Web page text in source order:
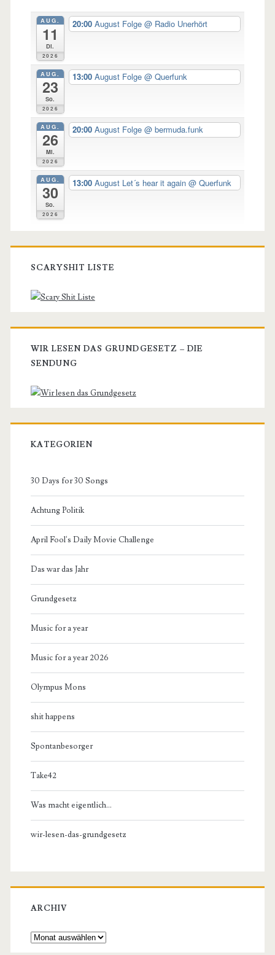
AUG.
11
Di.
2026
20:00August Folge@ Radio Unerhört
AUG.
23
So.
2026
13:00August Folge@ Querfunk
AUG.
26
Mi.
2026
20:00August Folge@ bermuda.funk
AUG.
30
So.
2026
13:00August Let´s hear it again@ Querfunk
SCARYSHIT LISTE
WIR LESEN DAS GRUNDGESETZ – DIE
SENDUNG
KATEGORIEN
30 Days for 30 Songs
Achtung Politik
April Fool's Daily Movie Challenge
Das war das Jahr
Grundgesetz
Music for a year
Music for a year 2026
Olympus Mons
shit happens
Spontanbesorger
Take42
Was macht eigentlich…
wir-lesen-das-grundgesetz
ARCHIV
Archiv